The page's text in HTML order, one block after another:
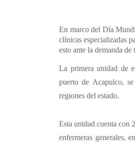
En marco del Día
clínicas especializadas
esto ante la demanda de
La primera unidad de
puerto de Acapulco,
regiones del estado.
Esta unidad cuenta con
enfermeras generales,